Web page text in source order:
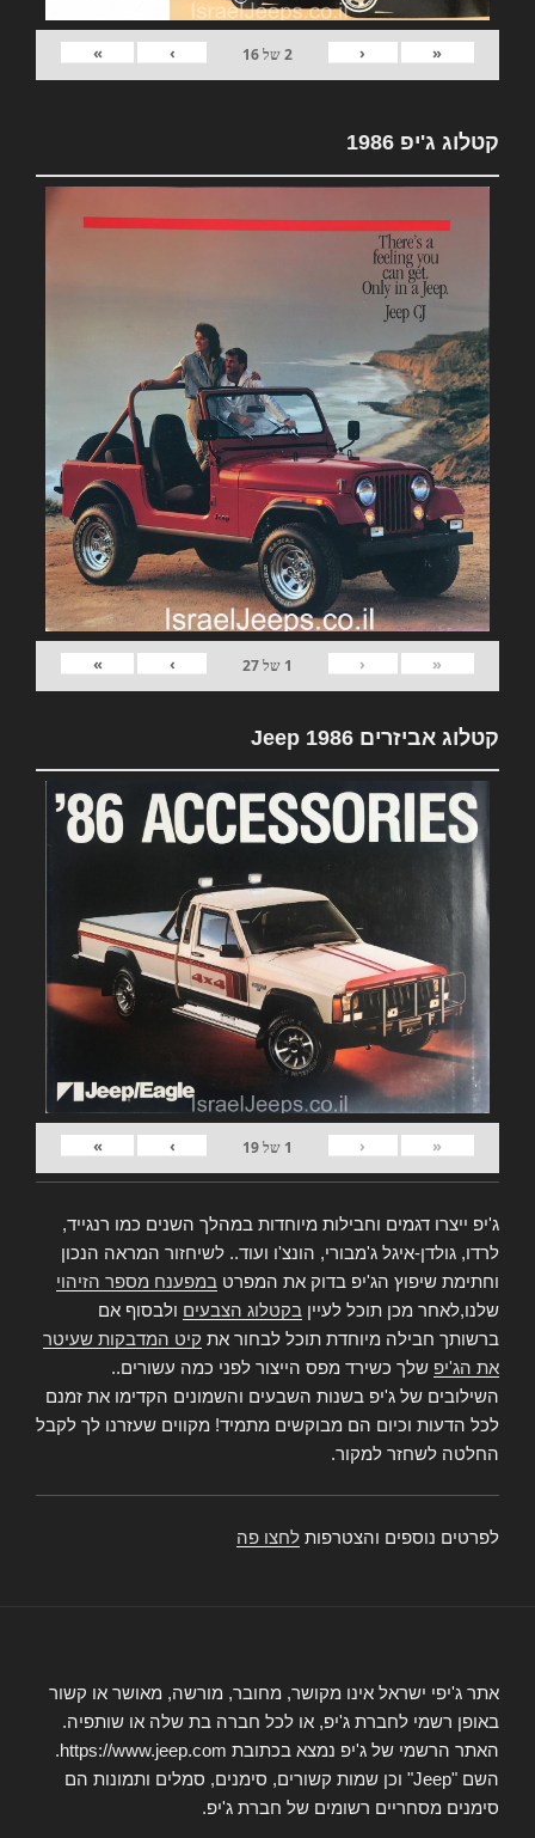
«
‹
2של16
›
»
קטלוג ג'יפ 1986
«
‹
1 של27
›
»
קטלוג אביזרים Jeep 1986
«
‹
1 של19
›
»
ג'יפ ייצרו דגמים וחבילות מיוחדות במהלך השנים כמו רנגייד,
לרדו, גולדן-איגל ג'מבורי, הונצ'ו ועוד.. לשיחזור המראה הנכון
וחתימת שיפוץ הג'יפ בדוק את המפרט במפענח מספר הזיהוי
שלנו,לאחר מכן תוכל לעיין בקטלוג הצבעים ולבסוף אם
ברשותך חבילה מיוחדת תוכל לבחור את קיט המדבקות שעיטר
את הג'יפ שלך כשירד מפס הייצור לפני כמה עשורים..
השילובים של ג'יפ בשנות השבעים והשמונים הקדימו את זמנם
לכל הדעות וכיום הם מבוקשים מתמיד! מקווים שעזרנו לך לקבל
החלטה לשחזר למקור.
לפרטים נוספים והצטרפות לחצו פה
אתר ג'יפי ישראל אינו מקושר, מחובר, מורשה, מאושר או קשור
באופן רשמי לחברת ג'יפ, או לכל חברה בת שלה או שותפיה.
האתר הרשמי של ג'יפ נמצא בכתובת https://www.jeep.com.
השם "Jeep" וכן שמות קשורים, סימנים, סמלים ותמונות הם
סימנים מסחריים רשומים של חברת ג'יפ.